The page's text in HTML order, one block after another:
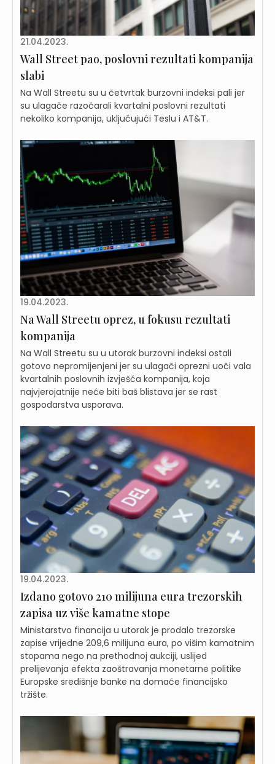
21.04.2023.
Wall Street pao, poslovni rezultati kompanija
slabi
Na Wall Streetu su u četvrtak burzovni indeksi pali jer
su ulagače razočarali kvartalni poslovni rezultati
nekoliko kompanija, uključujući Teslu i AT&T.
19.04.2023.
Na Wall Streetu oprez, u fokusu rezultati
kompanija
Na Wall Streetu su u utorak burzovni indeksi ostali
gotovo nepromijenjeni jer su ulagači oprezni uoči vala
kvartalnih poslovnih izvješća kompanija, koja
najvjerojatnije neće biti baš blistava jer se rast
gospodarstva usporava.
19.04.2023.
Izdano gotovo 210 milijuna eura trezorskih
zapisa uz više kamatne stope
Ministarstvo financija u utorak je prodalo trezorske
zapise vrijedne 209,6 milijuna eura, po višim kamatnim
stopama nego na prethodnoj aukciji, uslijed
prelijevanja efekta zaoštravanja monetarne politike
Europske središnje banke na domaće financijsko
tržište.